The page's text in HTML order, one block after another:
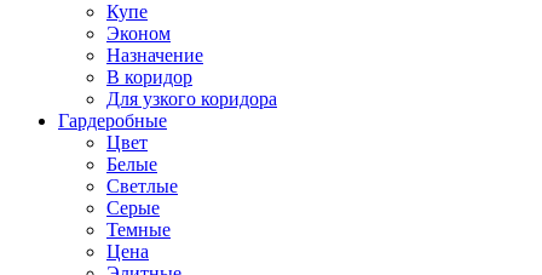
Купе
Эконом
Назначение
В коридор
Для узкого коридора
Гардеробные
Цвет
Белые
Светлые
Серые
Темные
Цена